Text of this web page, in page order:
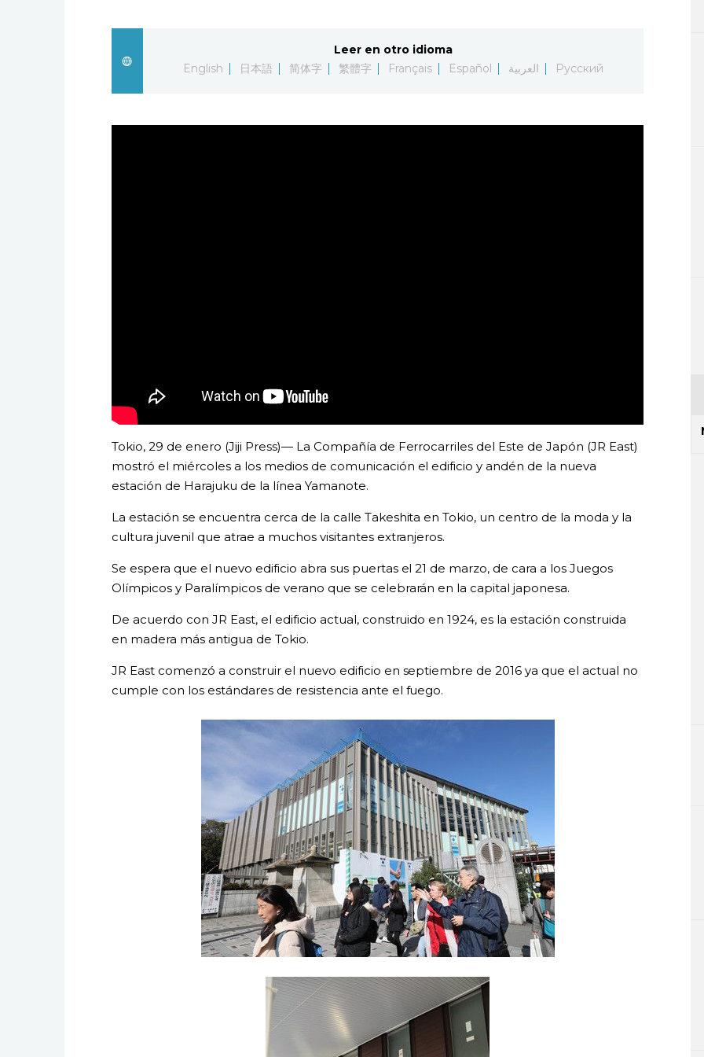
Leer en otro idioma
English
日本語 简体字 繁體字 Français Español العربية Русский
Tokio, 29 de enero (Jiji Press)— La Compañía de Ferrocarriles del Este de Japón (JR East)
mostró el miércoles a los medios de comunicación el edificio y andén de la nueva
estación de Harajuku de la línea Yamanote.
La estación se encuentra cerca de la calle Takeshita en Tokio, un centro de la moda y la
cultura juvenil que atrae a muchos visitantes extranjeros.
Se espera que el nuevo edificio abra sus puertas el 21 de marzo, de cara a los Juegos
Olímpicos y Paralímpicos de verano que se celebrarán en la capital japonesa.
De acuerdo con JR East, el edificio actual, construido en 1924, es la estación construida
en madera más antigua de Tokio.
JR East comenzó a construir el nuevo edificio en septiembre de 2016 ya que el actual no
cumple con los estándares de resistencia ante el fuego.